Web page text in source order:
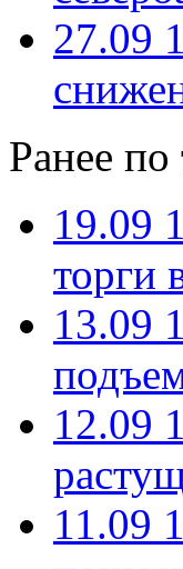
27.09
Ранее по
19.09
торги
13.09
12.09
11.09